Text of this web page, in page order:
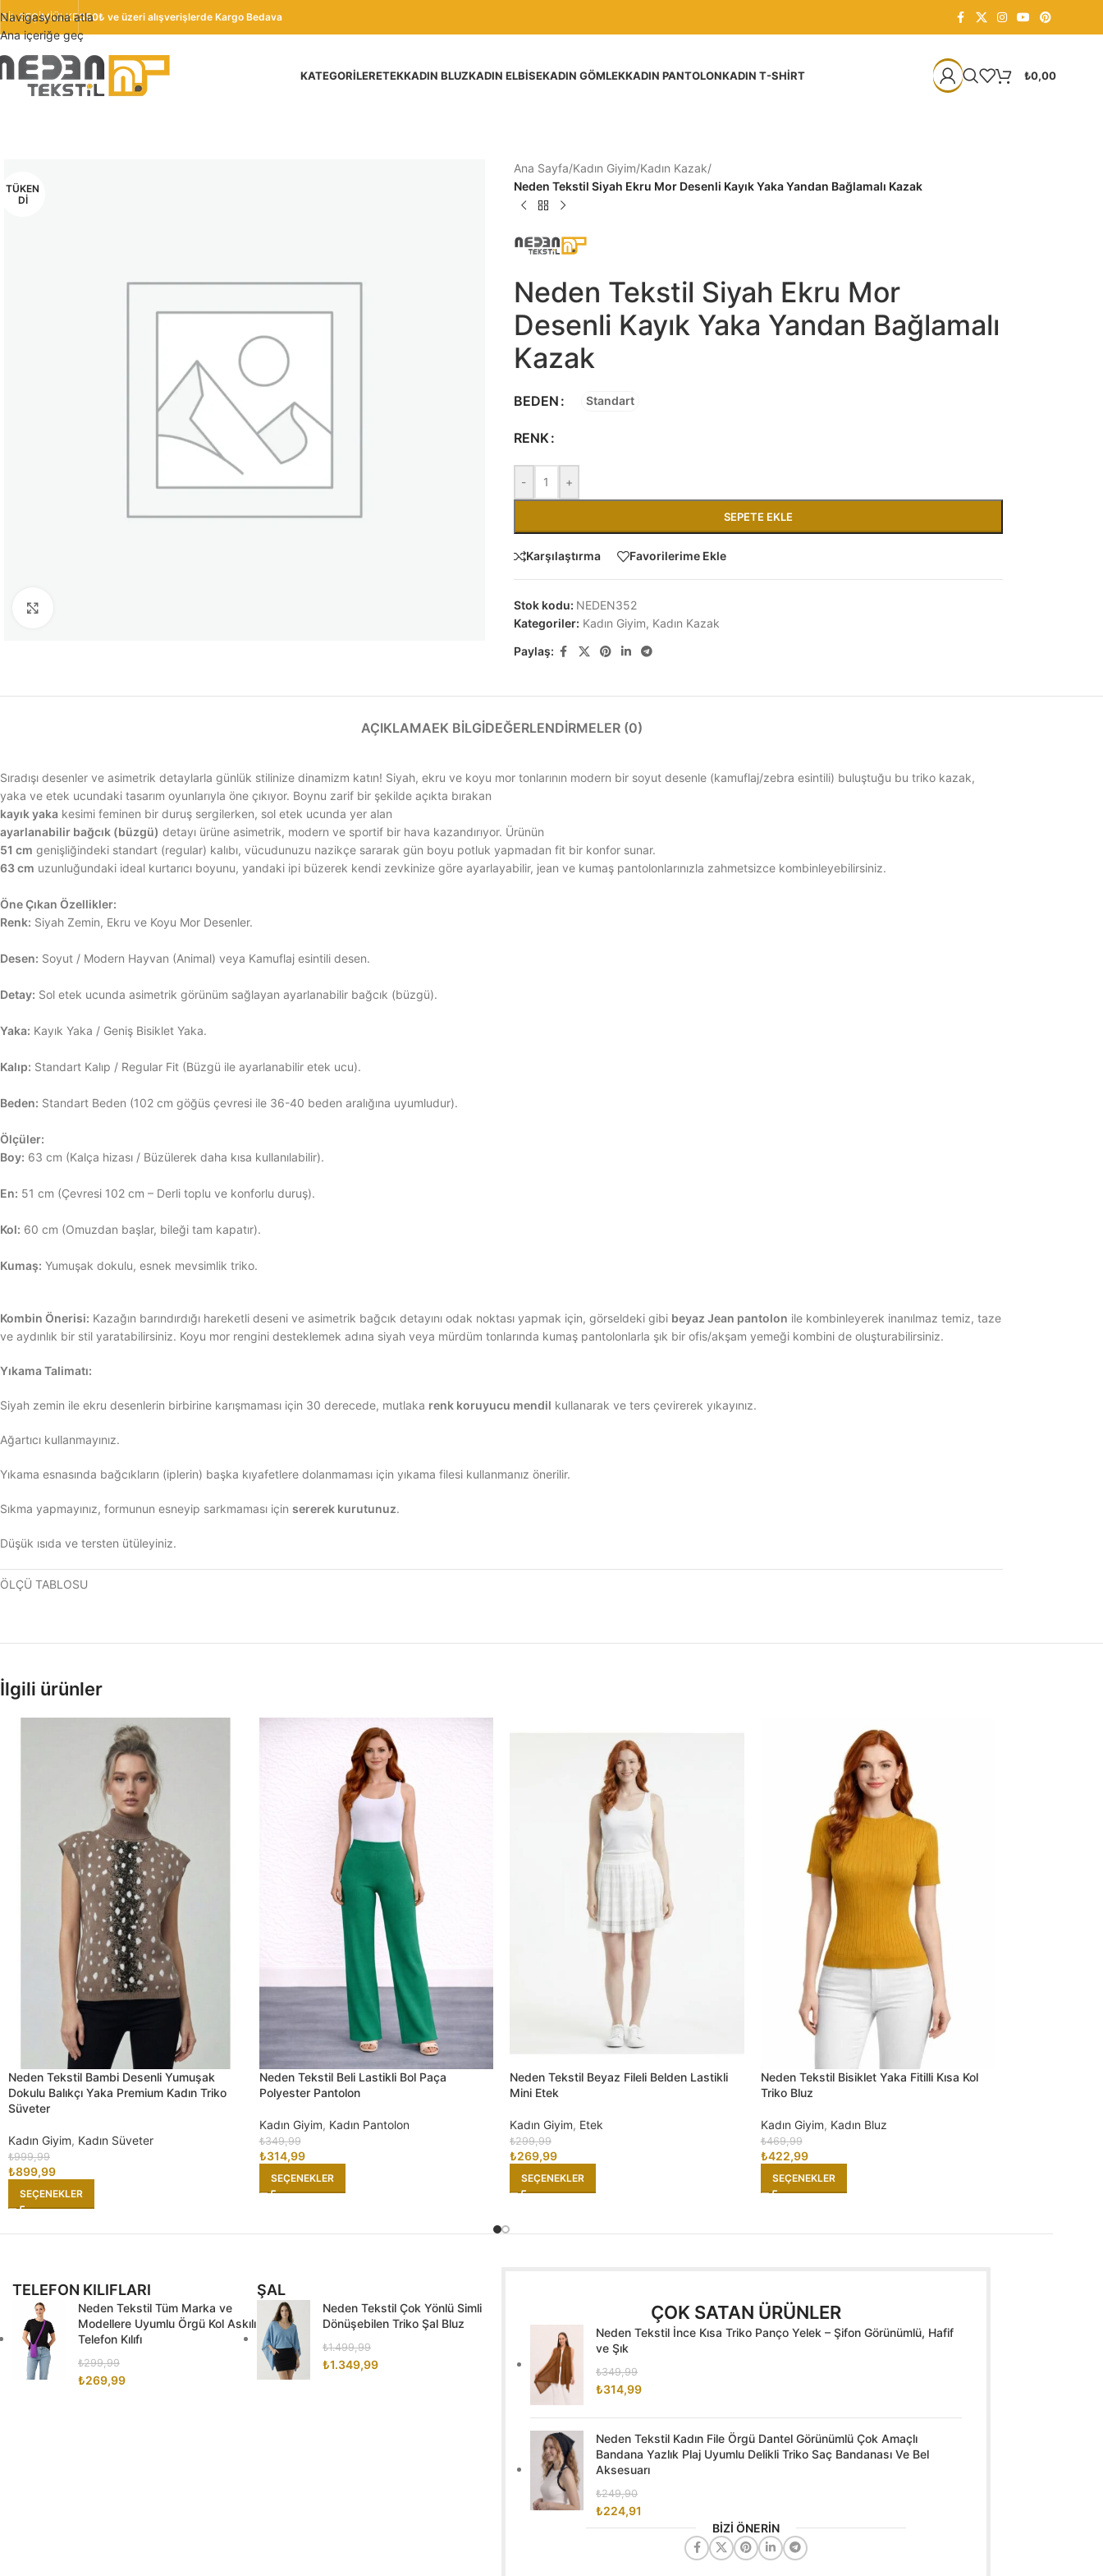
Navigasyona atla
Ana içeriğe geç
DIL SEÇIMIÜLKE350₺ ve üzeri alışverişlerde Kargo Bedava
KATEGORILERETEKKADIN BLUZKADIN ELBISEKADIN GÖMLEKKADIN PANTOLONKADIN T-SHIRT ₺0,00
TÜKEN
DI
Ana Sayfa/Kadın Giyim/Kadın Kazak/
Neden Tekstil Siyah Ekru Mor Desenli Kayık Yaka Yandan Bağlamalı Kazak
Neden Tekstil Siyah Ekru Mor
Desenli Kayık Yaka Yandan Bağlamalı
Kazak
BEDEN Standart
RENK
- +
SEPETE EKLE
Karşılaştırma Favorilerime Ekle
Stok kodu: NEDEN352
Kategoriler: Kadın Giyim, Kadın Kazak
Paylaş:
AÇIKLAMAEK BILGIDEĞERLENDIRMELER (0)
Sıradışı desenler ve asimetrik detaylarla günlük stilinize dinamizm katın! Siyah, ekru ve koyu mor tonlarının modern bir soyut desenle (kamuflaj/zebra esintili) buluştuğu bu triko kazak,
yaka ve etek ucundaki tasarım oyunlarıyla öne çıkıyor. Boynu zarif bir şekilde açıkta bırakan
kayık yaka kesimi feminen bir duruş sergilerken, sol etek ucunda yer alan
ayarlanabilir bağcık (büzgü) detayı ürüne asimetrik, modern ve sportif bir hava kazandırıyor. Ürünün
51 cm genişliğindeki standart (regular) kalıbı, vücudunuzu nazikçe sararak gün boyu potluk yapmadan fit bir konfor sunar.
63 cm uzunluğundaki ideal kurtarıcı boyunu, yandaki ipi büzerek kendi zevkinize göre ayarlayabilir, jean ve kumaş pantolonlarınızla zahmetsizce kombinleyebilirsiniz.
Öne Çıkan Özellikler:
Renk: Siyah Zemin, Ekru ve Koyu Mor Desenler.
Desen: Soyut / Modern Hayvan (Animal) veya Kamuflaj esintili desen.
Detay: Sol etek ucunda asimetrik görünüm sağlayan ayarlanabilir bağcık (büzgü).
Yaka: Kayık Yaka / Geniş Bisiklet Yaka.
Kalıp: Standart Kalıp / Regular Fit (Büzgü ile ayarlanabilir etek ucu).
Beden: Standart Beden (102 cm göğüs çevresi ile 36-40 beden aralığına uyumludur).
Ölçüler:
Boy: 63 cm (Kalça hizası / Büzülerek daha kısa kullanılabilir).
En: 51 cm (Çevresi 102 cm – Derli toplu ve konforlu duruş).
Kol: 60 cm (Omuzdan başlar, bileği tam kapatır).
Kumaş: Yumuşak dokulu, esnek mevsimlik triko.
Kombin Önerisi: Kazağın barındırdığı hareketli deseni ve asimetrik bağcık detayını odak noktası yapmak için, görseldeki gibi beyaz Jean pantolon ile kombinleyerek inanılmaz temiz, taze
ve aydınlık bir stil yaratabilirsiniz. Koyu mor rengini desteklemek adına siyah veya mürdüm tonlarında kumaş pantolonlarla şık bir ofis/akşam yemeği kombini de oluşturabilirsiniz.
Yıkama Talimatı:
Siyah zemin ile ekru desenlerin birbirine karışmaması için 30 derecede, mutlaka renk koruyucu mendil kullanarak ve ters çevirerek yıkayınız.
Ağartıcı kullanmayınız.
Yıkama esnasında bağcıkların (iplerin) başka kıyafetlere dolanmaması için yıkama filesi kullanmanız önerilir.
Sıkma yapmayınız, formunun esneyip sarkmaması için sererek kurutunuz.
Düşük ısıda ve tersten ütüleyiniz.
ÖLÇÜ TABLOSU
İlgili ürünler
Neden Tekstil Bambi Desenli Yumuşak
Dokulu Balıkçı Yaka Premium Kadın Triko
Süveter
Kadın Giyim, Kadın Süveter
₺999,99
₺899,99
SEÇENEKLER
Neden Tekstil Beli Lastikli Bol Paça
Polyester Pantolon
Kadın Giyim, Kadın Pantolon
₺349,99
₺314,99
SEÇENEKLER
Neden Tekstil Beyaz Fileli Belden Lastikli
Mini Etek
Kadın Giyim, Etek
₺299,99
₺269,99
SEÇENEKLER
Neden Tekstil Bisiklet Yaka Fitilli Kısa Kol
Triko Bluz
Kadın Giyim, Kadın Bluz
₺469,99
₺422,99
SEÇENEKLER
TELEFON KILIFLARI
Neden Tekstil Tüm Marka ve
Modellere Uyumlu Örgü Kol Askılı
Telefon Kılıfı
₺299,99
₺269,99
ŞAL
Neden Tekstil Çok Yönlü Simli
Dönüşebilen Triko Şal Bluz
₺1.499,99
₺1.349,99
ÇOK SATAN ÜRÜNLER
Neden Tekstil İnce Kısa Triko Panço Yelek – Şifon Görünümlü, Hafif
ve Şık
₺349,99
₺314,99
Neden Tekstil Kadın File Örgü Dantel Görünümlü Çok Amaçlı
Bandana Yazlık Plaj Uyumlu Delikli Triko Saç Bandanası Ve Bel
Aksesuarı
₺249,90
₺224,91
BİZİ ÖNERİN